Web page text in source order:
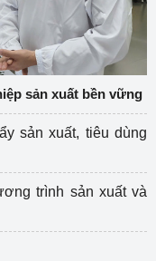
sản xuất bền vững
sản xuất, tiêu dùng
trình sản xuất và